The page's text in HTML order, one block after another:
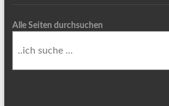
Alle Seiten durchsuchen